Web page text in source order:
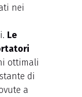
nei
Le
ottimali
di
a